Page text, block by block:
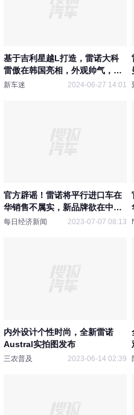
基于吉利星越L打造，雷诺大科
雷傲在韩国亮相，外观帅气，韩
国人会喜欢吗？
新车迷 2024-06-27 14:01
官方辟谣！雷诺将平行进口车在
华销售不属实，新品牌欲在中国
实现10亿欧营收
每日经济新闻 2023-07-07 08:13
内外设计个性时尚，全新雷诺
Austral实拍图发布
三农普及 2023-06-14 02:39